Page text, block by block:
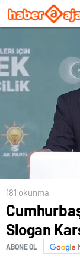
181 okunma
Slogan
ABONE OL